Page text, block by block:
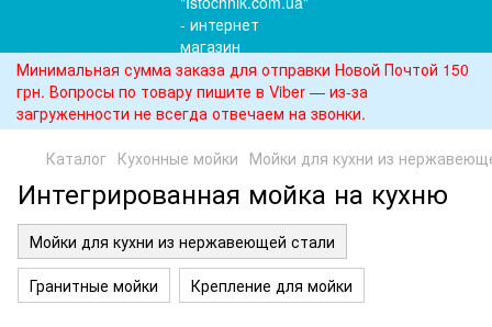
Минимальная сумма заказа для отправки Новой Почтой 150
грн. Вопросы по товару пишите в Viber — из-за
загруженности не всегда отвечаем на звонки.
Каталог Кухонные мойки Мойки для кухни из
Интегрированная мойка на кухню
Мойки для кухни из нержавеющей стали
Гранитные мойки
Крепление для мойки